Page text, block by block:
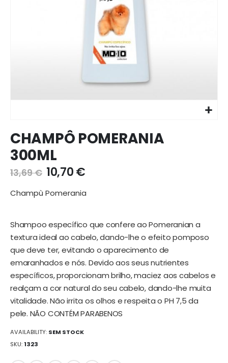
para
o
início
da
galeria
de
imagens
CHAMPÔ POMERANIA
300ML
13,69 € 10,70 €
Champù Pomerania
Shampoo específico que confere ao Pomeranian a
textura ideal ao cabelo, dando-lhe o efeito pomposo
que deve ter, evitando o aparecimento de
emaranhados e nós. Devido aos seus nutrientes
específicos, proporcionam brilho, maciez aos cabelos e
realçam a cor natural do seu cabelo, dando-lhe muita
vitalidade. Não irrita os olhos e respeita o PH 7,5 da
pele. NÃO CONTÉM PARABENOS
AVAILABILITY: SEM STOCK
SKU 1323